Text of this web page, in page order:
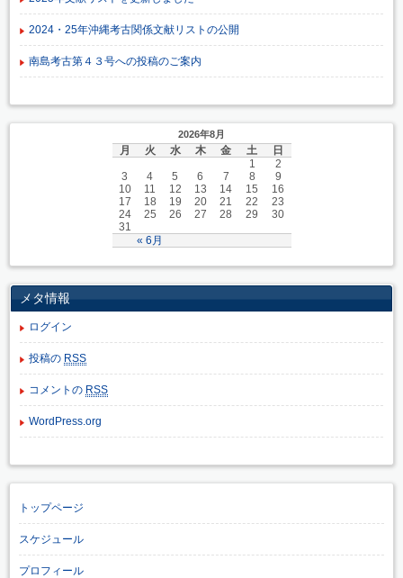
2024・25年沖縄考古関係文献リストの公開
南島考古第４３号への投稿のご案内
2026年8月
月 火 水 木 金 土 日
« 6月
1
2
3
4 5 6 7 8
9
10
11 12 13 14 15
16
17
18 19 20 21 22
23
24
25 26 27 28 29
30
31
メタ情報
ログイン
投稿の RSS
コメントの RSS
WordPress.org
トップページ
スケジュール
プロフィール